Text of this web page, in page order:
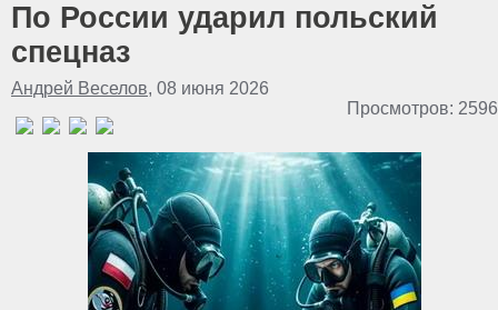
По России ударил польский
спецназ
Андрей Веселов, 08 июня 2026
Просмотров: 2596